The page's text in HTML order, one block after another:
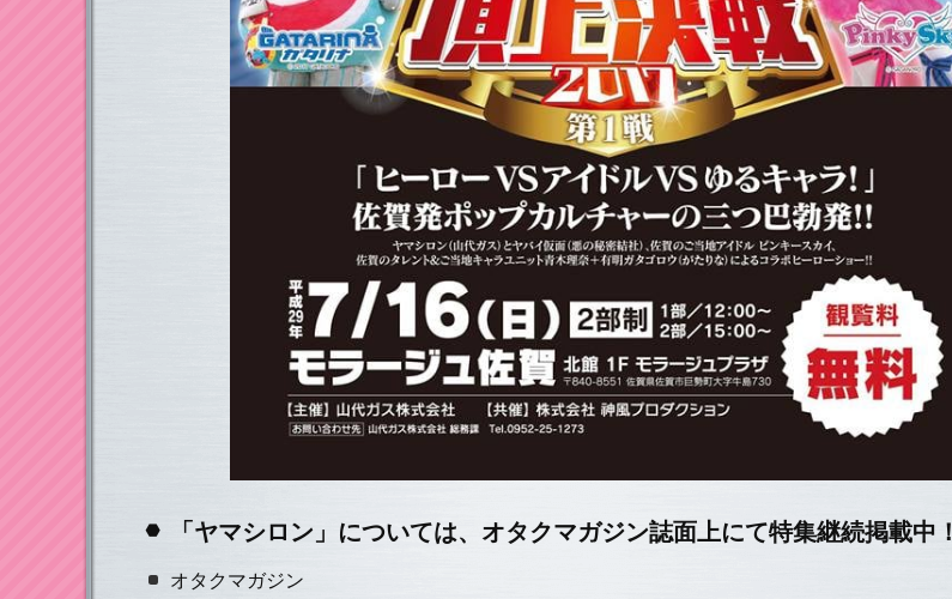
「ヤマシロン」については、オタクマガジン誌面上にて特集継続掲載中！
オタクマガジン